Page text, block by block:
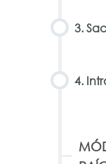
3.
4.